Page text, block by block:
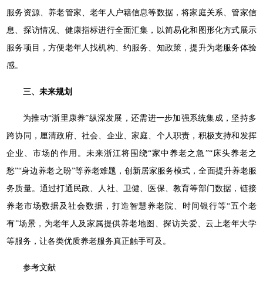
服务资源、养老管家、老年人户籍信息等数据，将家庭关系、管家信
息、探访情况、健康指标进行全面汇集，以简易化和图形化方式展示
服务项目，方便老年人找机构、约服务、知政策，提升为老服务体验
感。
三、未来规划
为推动“浙里康养”纵深发展，还需进一步加强系统集成，坚持多
跨协同，厘清政府、社会、企业、家庭、个人职责，积极支持和发挥
企业、市场的作用。未来浙江将围绕“家中养老之急”“床头养老之
愁”“身边养老之盼”等养老难题，创新居家服务模式，全面提升养老服
务质量。通过打通民政、人社、卫健、医保、教育等部门数据，链接
养老市场数据及社会数据，打造智慧养老院、时间银行等“五个老
有”场景，为老年人及家属提供养老地图、探访关爱、云上老年大学
等服务，让各类优质养老服务真正触手可及。
参考文献